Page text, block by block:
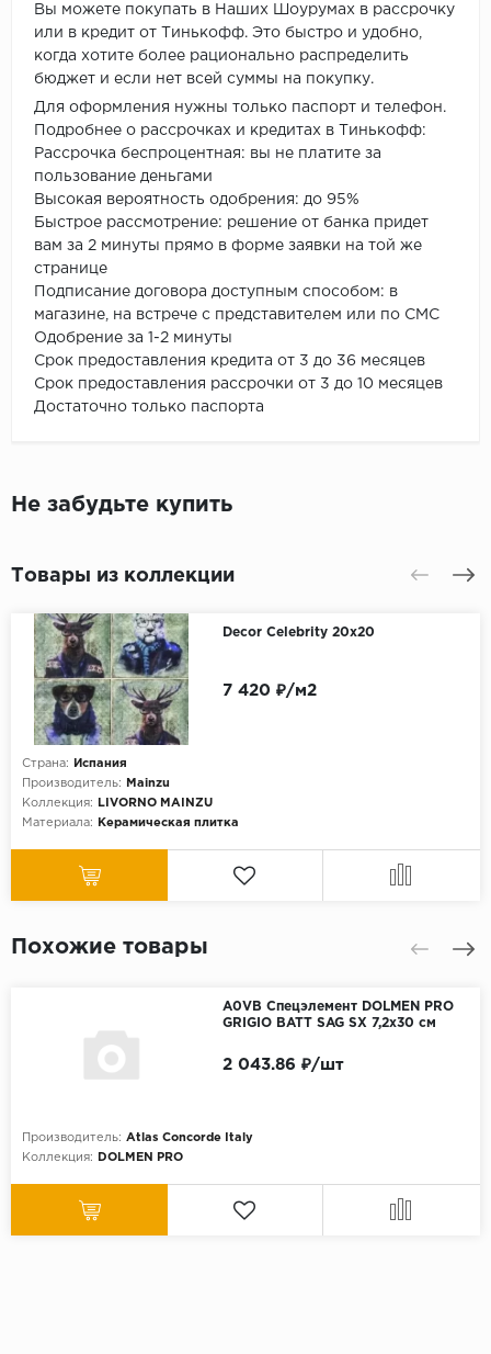
Вы можете покупать в Наших Шоурумах в рассрочку
или в кредит от Тинькофф. Это быстро и удобно,
когда хотите более рационально распределить
бюджет и если нет всей суммы на покупку.
Для оформления нужны только паспорт и телефон.
Подробнее о рассрочках и кредитах в Тинькофф:
Рассрочка беспроцентная: вы не платите за
пользование деньгами
Высокая вероятность одобрения: до 95%
Быстрое рассмотрение: решение от банка придет
вам за 2 минуты прямо в форме заявки на той же
странице
Подписание договора доступным способом: в
магазине, на встрече с представителем или по СМС
Одобрение за 1-2 минуты
Срок предоставления кредита от 3 до 36 месяцев
Срок предоставления рассрочки от 3 до 10 месяцев
Достаточно только паспорта
Не забудьте купить
Товары из коллекции
Decor Celebrity 20х20
Страна:
Испания
Производитель:
Mainzu
Коллекция:
LIVORNO MAINZU
Материала:
Керамическая плитка
7 420 ₽/м2
Похожие товары
A0VB Спецэлемент DOLMEN PRO
GRIGIO BATT SAG SX 7,2x30 см
Производитель: Atlas Concorde Italy
Коллекция:
DOLMEN PRO
2 043.86 ₽/шт